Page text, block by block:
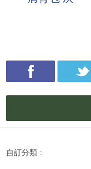
自訂分類：